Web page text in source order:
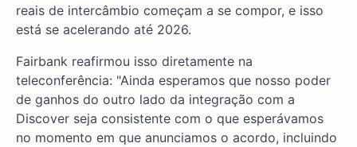
reais de intercâmbio começam a se compor, e isso
está se acelerando até 2026.
Fairbank reafirmou isso diretamente na
teleconferência: "Ainda esperamos que nosso poder
de ganhos do outro lado da integração com a
Discover seja consistente com o que esperávamos
no momento em que anunciamos o acordo, incluindo